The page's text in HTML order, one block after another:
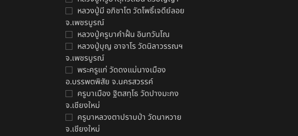
หลวงปู่มี อภิชาโต วัดโพธิ์เจดีย์ลอย
จ.เพชรบูรณ์
หลวงปู่ครูบาคำฝั้น อินทวันโณ
หลวงปู่บุญ อาจาโร วัดนิลาวรรณฯ
จ.เพชรบูรณ์
พระครูแก่ วัดดงแม่นางเมือง
อ.บรรพตพิสัย จ.นครสวรรค์
ครูบาเมือง ฐิตสทฺโธ วัดปางมะกง
จ.เชียงใหม่
ครูบาหลวงตาปราบป่า วัดนาหวาย
จ.เชียงใหม่